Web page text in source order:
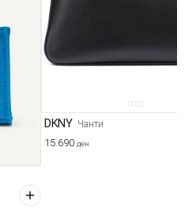
DKNY Чанти
15.690 ден